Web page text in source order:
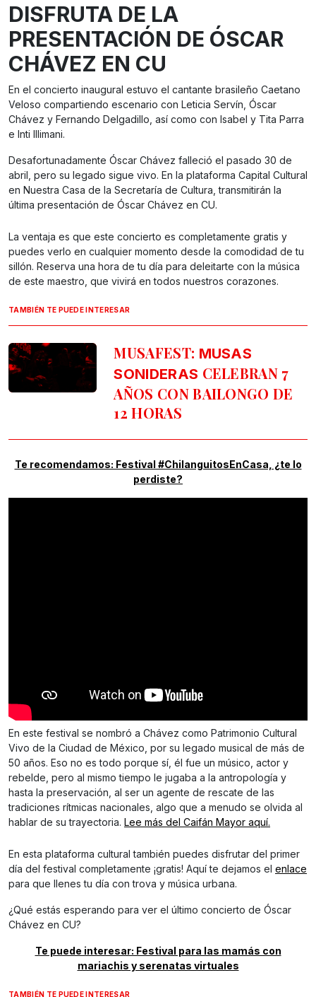
DISFRUTA DE LA
PRESENTACIÓN DE ÓSCAR
CHÁVEZ EN CU
En el concierto inaugural estuvo el cantante brasileño Caetano
Veloso compartiendo escenario con Leticia Servín, Óscar
Chávez y Fernando Delgadillo, así como con Isabel y Tita Parra
e Inti Illimani.
Desafortunadamente Óscar Chávez falleció el pasado 30 de
abril, pero su legado sigue vivo. En la plataforma Capital Cultural
en Nuestra Casa de la Secretaría de Cultura, transmitirán la
última presentación de Óscar Chávez en CU.
La ventaja es que este concierto es completamente gratis y
puedes verlo en cualquier momento desde la comodidad de tu
sillón. Reserva una hora de tu día para deleitarte con la música
de este maestro, que vivirá en todos nuestros corazones.
TAMBIÉN TE PUEDE INTERESAR
MUSAFEST: MUSAS
SONIDERAS CELEBRAN 7
AÑOS CON BAILONGO DE
12 HORAS
Te recomendamos: Festival #ChilanguitosEnCasa, ¿te lo
perdiste?
En este festival se nombró a Chávez como Patrimonio Cultural
Vivo de la Ciudad de México, por su legado musical de más de
50 años. Eso no es todo porque sí, él fue un músico, actor y
rebelde, pero al mismo tiempo le jugaba a la antropología y
hasta la preservación, al ser un agente de rescate de las
tradiciones rítmicas nacionales, algo que a menudo se olvida al
hablar de su trayectoria. Lee más del Caifán Mayor aquí.
En esta plataforma cultural también puedes disfrutar del primer
día del festival completamente ¡gratis! Aquí te dejamos el enlace
para que llenes tu día con trova y música urbana.
¿Qué estás esperando para ver el último concierto de Óscar
Chávez en CU?
Te puede interesar: Festival para las mamás con
mariachis y serenatas virtuales
TAMBIÉN TE PUEDE INTERESAR